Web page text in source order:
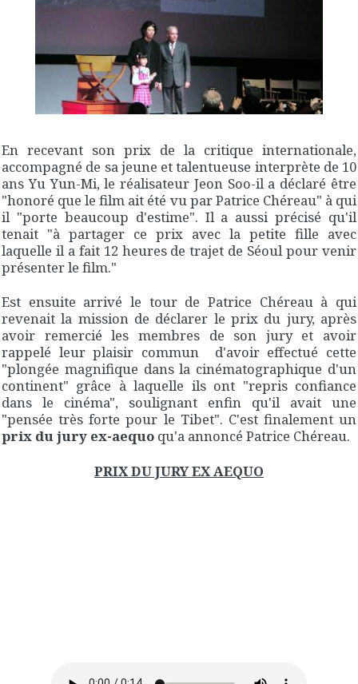
En recevant son prix de la critique internationale,
accompagné de sa jeune et talentueuse interprète de 10
ans Yu Yun-Mi, le réalisateur Jeon Soo-il a déclaré être
"honoré que le film ait été vu par Patrice Chéreau" à qui
il "porte beaucoup d'estime". Il a aussi précisé qu'il
tenait "à partager ce prix avec la petite fille avec
laquelle il a fait 12 heures de trajet de Séoul pour venir
présenter le film."
Est ensuite arrivé le tour de Patrice Chéreau à qui
revenait la mission de déclarer le prix du jury, après
avoir remercié les membres de son jury et avoir
rappelé leur plaisir commun d'avoir effectué cette
"plongée magnifique dans la cinématographique d'un
continent" grâce à laquelle ils ont "repris confiance
dans le cinéma", soulignant enfin qu'il avait une
"pensée très forte pour le Tibet". C'est finalement un
prix du jury ex-aequo qu'a annoncé Patrice Chéreau.
PRIX DU JURY EX AEQUO